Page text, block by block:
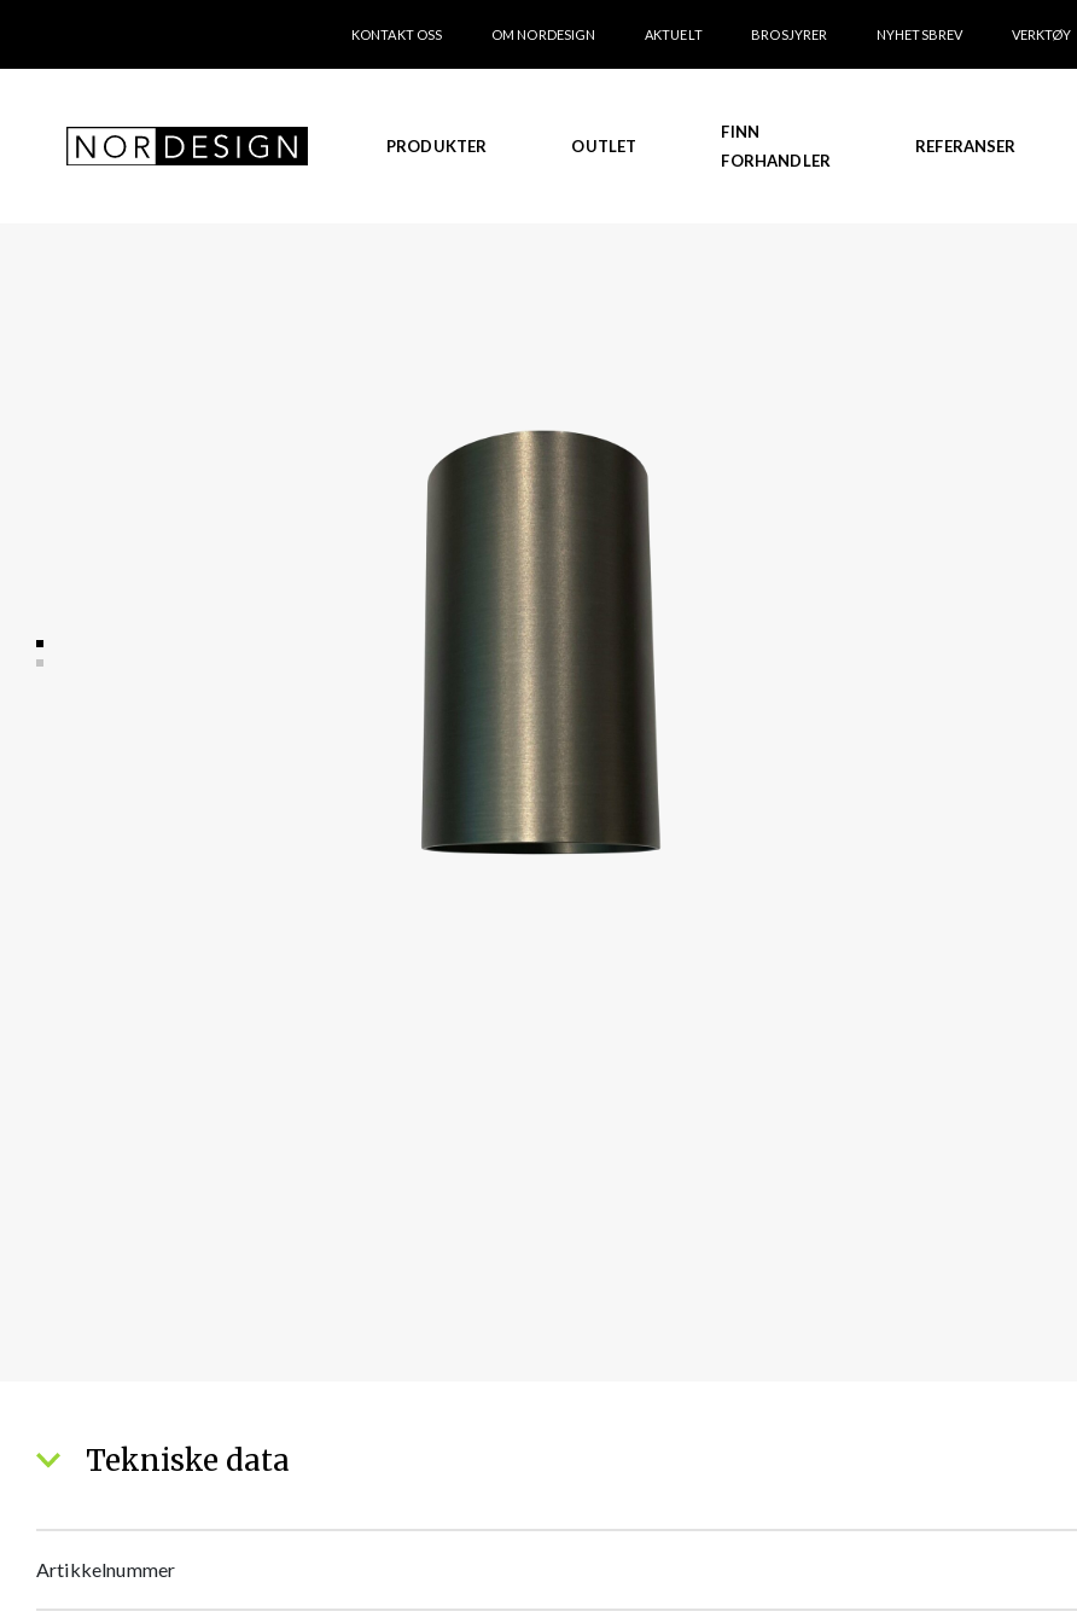
KONTAKT OSS OM NORDESIGN AKTUELT BROSJYRER NYHETSBREV VERKTØY
PRODUKTER OUTLET
FINN
FORHANDLER
REFERANSER
Tekniske data
Artikkelnummer